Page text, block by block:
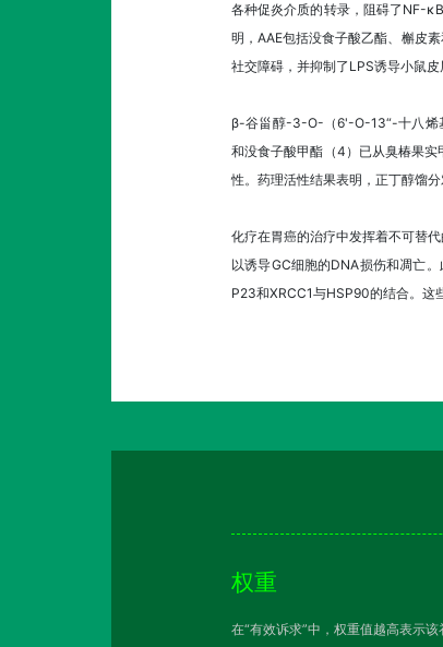
各种促炎介质的转录，阻碍了NF-
明，AAE包括没食子酸乙酯、槲皮
社交障碍，并抑制了LPS诱导小鼠
β-谷甾醇-3-O-（6'-O-13“-十八烯
和没食子酸甲酯（4）已从臭椿果
性。药理活性结果表明，正丁醇馏
化疗在胃癌的治疗中发挥着不可替
以诱导GC细胞的DNA损伤和凋亡
P23和XRCC1与HSP90的结合。这
权重
在“有效诉求”中，权重值越高表示